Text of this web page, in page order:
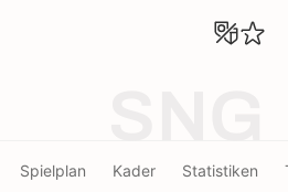
Spielplan Kader Statistiken